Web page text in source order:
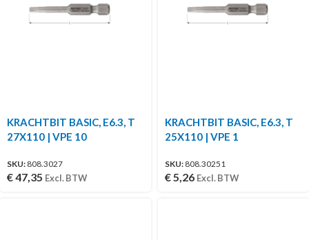
KRACHTBIT BASIC, E6.3, T
27X110 | VPE 10
SKU: 808.3027
€47,35 Excl. BTW
KRACHTBIT BASIC, E6.3, T
25X110 | VPE 1
SKU: 808.30251
€5,26 Excl. BTW